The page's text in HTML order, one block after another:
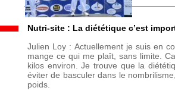
Nutri-site : La diététique c’est
Julien Loy : Actuellement je suis en
mange ce qui me plaît, sans limite.
kilos environ. Je trouve que la
éviter de basculer dans le
poids.